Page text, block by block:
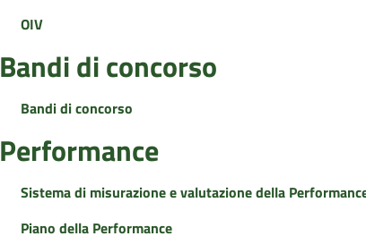
OIV
Bandi di concorso
Bandi di concorso
Performance
Sistema di misurazione e valutazione della
Piano della Performance